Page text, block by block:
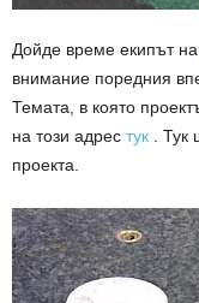
Дойде време екипът на
внимание поредния
Темата, в която
на този адрес тук . Тук
проекта.